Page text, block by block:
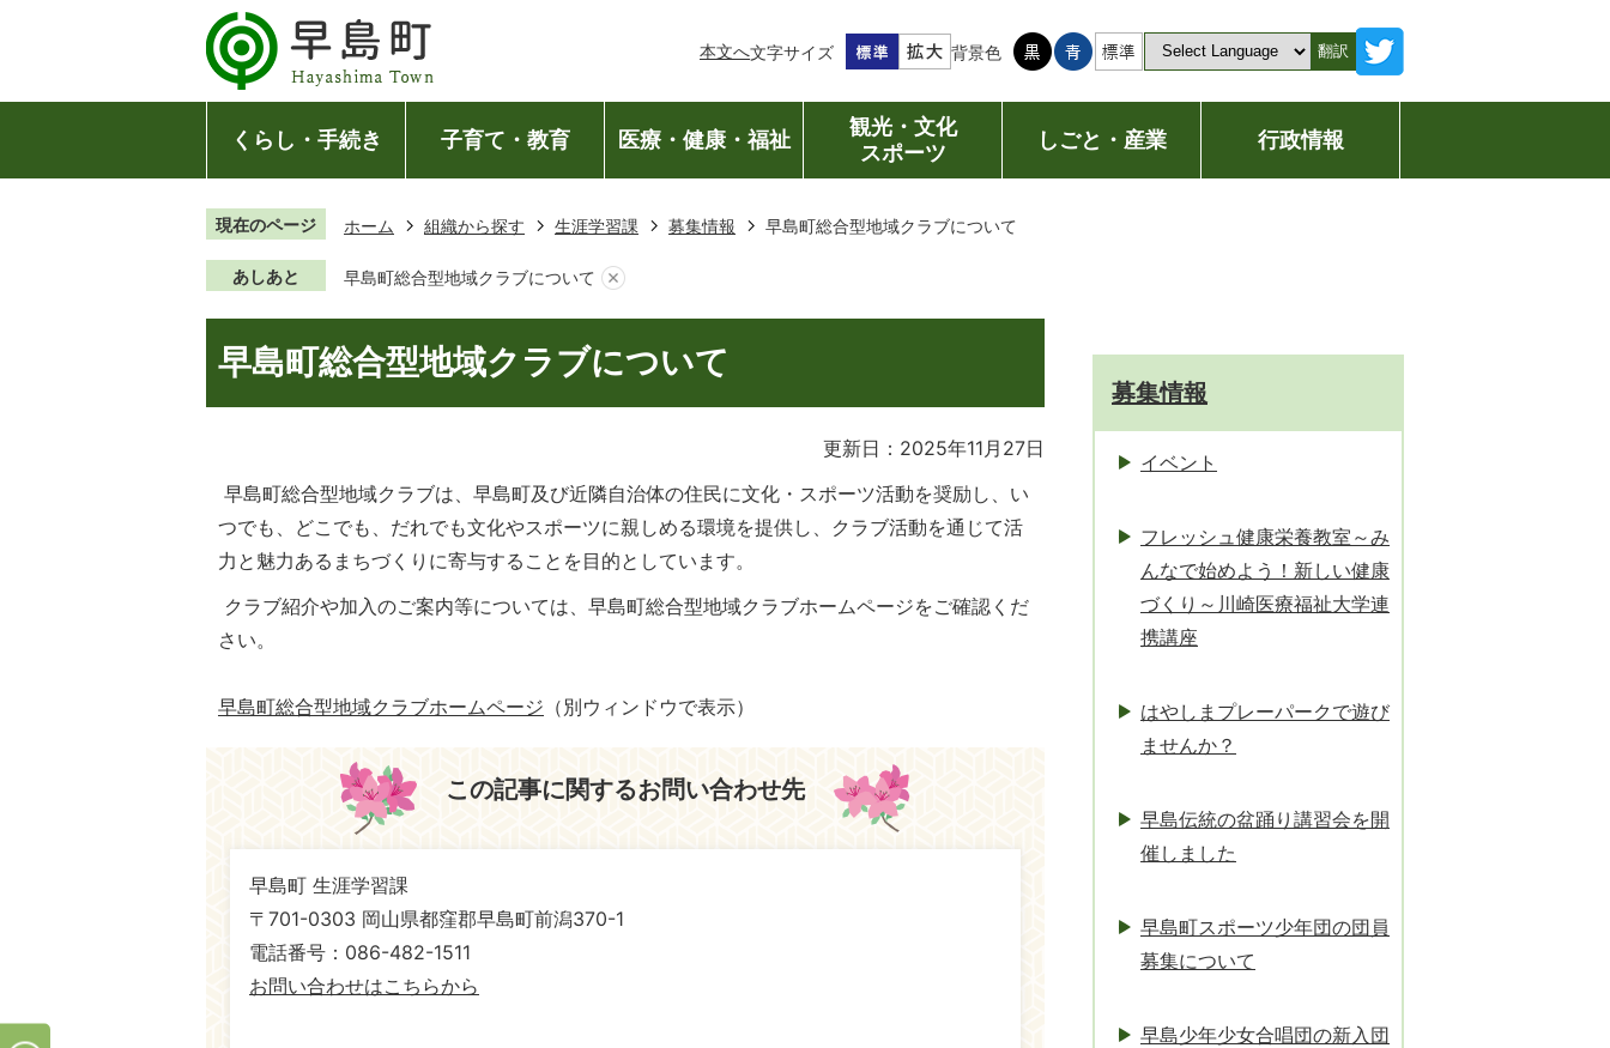
本文へ文字サイズ 背景色 翻訳
くらし・手続き 子育て・教育 医療・健康・福祉
観光・文化
スポーツ
しごと・産業 行政情報
現在のページ ホーム 組織から探す 生涯学習課 募集情報 早島町総合型地域クラブについて
あしあと 早島町総合型地域クラブについて
早島町総合型地域クラブについて
更新日：2025年11月27日
早島町総合型地域クラブは、早島町及び近隣自治体の住民に文化・スポーツ活動を奨励し、い
つでも、どこでも、だれでも文化やスポーツに親しめる環境を提供し、クラブ活動を通じて活
力と魅力あるまちづくりに寄与することを目的としています。
クラブ紹介や加入のご案内等については、早島町総合型地域クラブホームページをご確認くだ
さい。
早島町総合型地域クラブホームページ （別ウィンドウで表示）
この記事に関するお問い合わせ先
早島町 生涯学習課
〒701-0303 岡山県都窪郡早島町前潟370-1
電話番号：086-482-1511
お問い合わせはこちらから
募集情報
イベント
フレッシュ健康栄養教室～み
んなで始めよう！新しい健康
づくり～川崎医療福祉大学連
携講座
はやしまプレーパークで遊び
ませんか？
早島伝統の盆踊り講習会を開
催しました
早島町スポーツ少年団の団員
募集について
早島少年少女合唱団の新入団